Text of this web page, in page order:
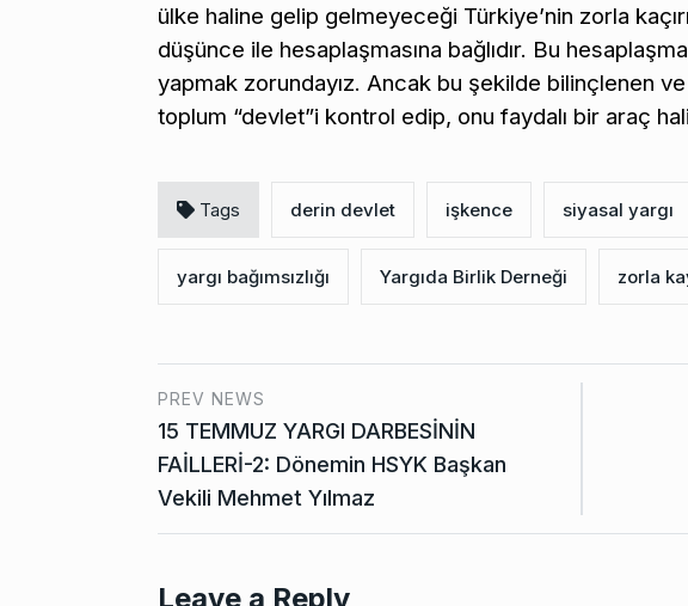
ülke haline gelip gelmeyeceği Türkiye’nin zorla
düşünce ile hesaplaşmasına bağlıdır. Bu
yapmak zorundayız. Ancak bu şekilde bilinçlenen
toplum “devlet”i kontrol edip, onu faydalı bir araç
Tags derin devlet işkence siyasal yargı
yargı bağımsızlığı Yargıda Birlik Derneği zorla
PREV NEWS
15 TEMMUZ YARGI DARBESİNİN
FAİLLERİ-2: Dönemin HSYK Başkan
Vekili Mehmet Yılmaz
Leave a Reply